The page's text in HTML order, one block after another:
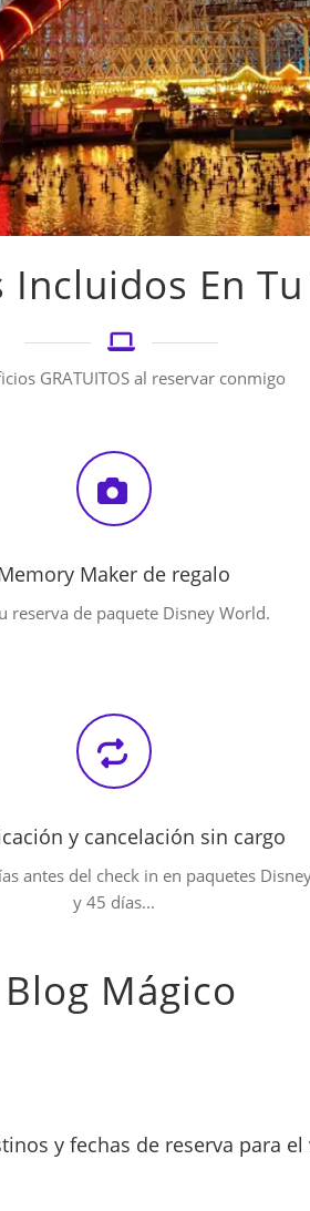
Incluidos En
GRATUITOS al reservar conmigo
Maker de regalo
reserva de paquete Disney World.
y cancelación sin cargo
antes del check in en paquetes
y 45 días...
Blog Mágico
y fechas de reserva para el